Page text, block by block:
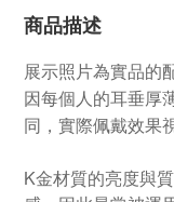
商品描述
展示照片為實品的
因每個人的耳垂厚
同，實際佩戴效果
K金材質的亮度與